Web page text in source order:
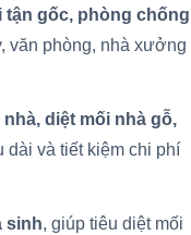
tận gốc, phòng chống
văn phòng, nhà xưởng
diệt mối nhà gỗ,
dài và tiết kiệm chi phí
sinh, giúp tiêu diệt mối